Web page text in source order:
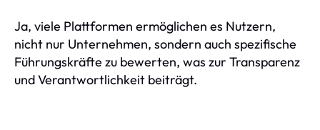
Ja, viele Plattformen ermöglichen es Nutzern,
nicht nur Unternehmen, sondern auch spezifische
Führungskräfte zu bewerten, was zur Transparenz
und Verantwortlichkeit beiträgt.